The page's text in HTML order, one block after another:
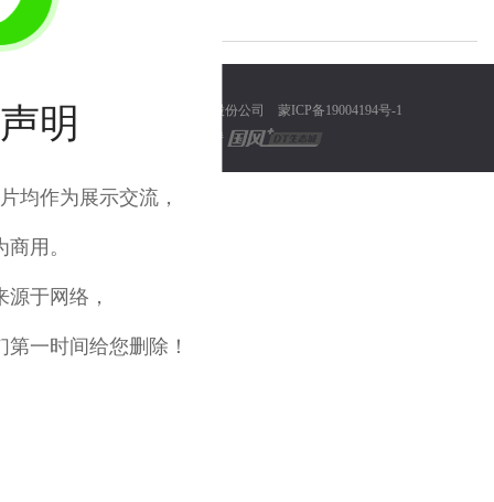
© 内蒙古浩泽环保集股份公司 蒙ICP备19004194号-1
技术支持
明
均作为展示交流，
用。
于网络，
一时间给您删除！